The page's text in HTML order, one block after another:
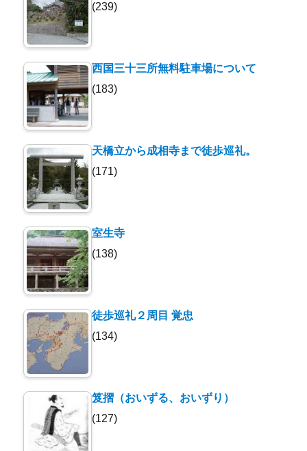
(239)
西国三十三所無料駐車場について
(183)
天橋立から成相寺まで徒歩巡礼。
(171)
室生寺
(138)
徒歩巡礼２周目 覚忠
(134)
笈摺（おいずる、おいずり）
(127)